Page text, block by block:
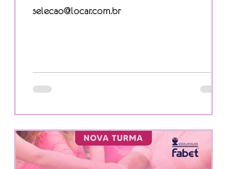
selecao@locar.com.br